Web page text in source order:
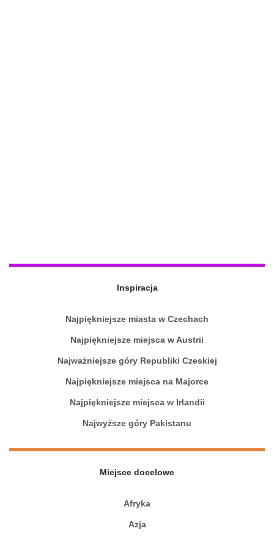
Inspiracja
Najpiękniejsze miasta w Czechach
Najpiękniejsze miejsca w Austrii
Najważniejsze góry Republiki Czeskiej
Najpiękniejsze miejsca na Majorce
Najpiękniejsze miejsca w Irlandii
Najwyższe góry Pakistanu
Miejsce docelowe
Afryka
Azja